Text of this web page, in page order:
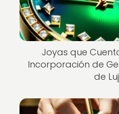
Joyas que
Incorporación de
de